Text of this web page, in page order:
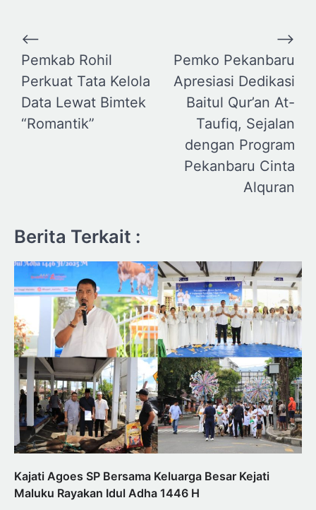
Navigasi
pos
⟵
Pemkab Rohil
Perkuat Tata Kelola
Data Lewat Bimtek
“Romantik”
Pemko Pekanbaru
Apresiasi Dedikasi
Baitul Qur’an At-
Taufiq, Sejalan
dengan Program
Pekanbaru Cinta
Alquran
⟶
Berita Terkait :
Kajati Agoes SP Bersama Keluarga Besar Kejati
Maluku Rayakan Idul Adha 1446 H